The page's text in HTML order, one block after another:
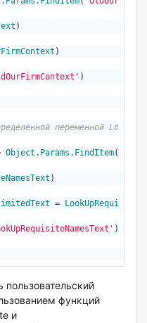
)
)
)
переменной
Object .Params.FindItem(
)
=
)
функций
и